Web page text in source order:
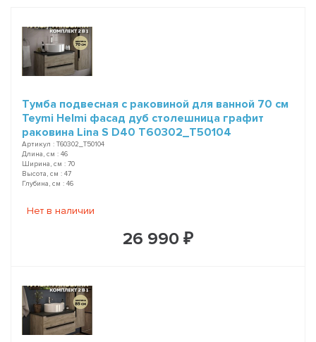
Тумба подвесная с раковиной для ванной 70 см
Teymi Helmi фасад дуб столешница графит
раковина Lina S D40 T60302_T50104
Артикул : T60302_T50104
Длина, см : 46
Ширина, см : 70
Высота, см : 47
Глубина, см : 46
Нет в наличии
26 990 ₽